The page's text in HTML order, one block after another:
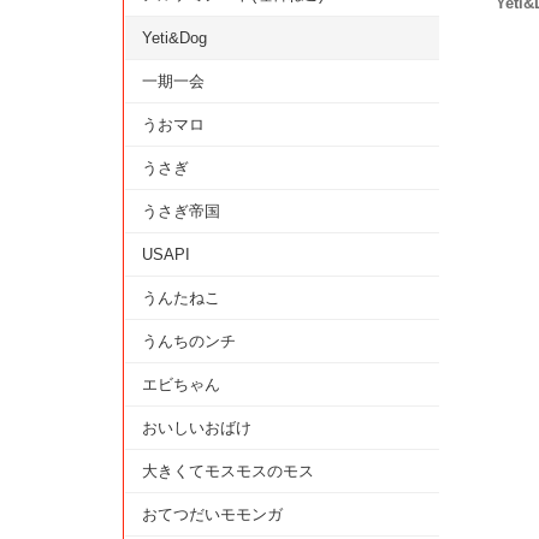
Yeti&Dog
一期一会
うおマロ
うさぎ
うさぎ帝国
USAPI
うんたねこ
うんちのンチ
エビちゃん
おいしいおばけ
大きくてモスモスのモス
おてつだいモモンガ